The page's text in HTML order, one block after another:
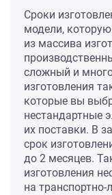
Сроки
модели,
из массива
сложный и
изготовления
которые вы
нестандартные
их поставки. В
срок
до 2 месяцев.
изготовления
на транспортно-